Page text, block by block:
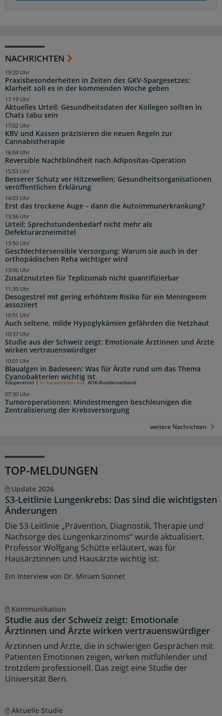
NACHRICHTEN
Praxisbesonderheiten in Zeiten des GKV-Spargesetzes:
Klarheit soll es in der kommenden Woche geben
19:20 Uhr
Aktuelles Urteil: Gesundheitsdaten der Kollegen sollten in
Chats tabu sein
17:19 Uhr
KBV und Kassen präzisieren die neuen Regeln zur
Cannabistherapie
17:02 Uhr
Reversible Nachtblindheit nach Adipositas-Operation
16:04 Uhr
Besserer Schutz vor Hitzewellen: Gesundheitsorganisationen
veröffentlichen Erklärung
15:53 Uhr
Erst das trockene Auge – dann die Autoimmunerkrankung?
14:03 Uhr
Urteil: Sprechstundenbedarf nicht mehr als
Defekturarzneimittel
13:56 Uhr
Geschlechtersensible Versorgung: Warum sie auch in der
orthopädischen Reha wichtiger wird
13:50 Uhr
Zusatznutzten für Teplizumab nicht quantifizierbar
13:06 Uhr
Desogestrel mit gering erhöhtem Risiko für ein Meningeom
assoziiert
11:39 Uhr
Auch seltene, milde Hypoglykämien gefährden die Netzhaut
10:51 Uhr
Studie aus der Schweiz zeigt: Emotionale Ärztinnen und Ärzte
wirken vertrauenswürdiger
10:37 Uhr
Blaualgen in Badeseen: Was für Ärzte rund um das Thema
Cyanobakterien wichtig ist
10:01 Uhr
Tumoroperationen: Mindestmengen beschleunigen die
Zentralisierung der Krebsversorgung
Kooperation | In Kooperation mit: AOK-Bundesverband
07:30 Uhr
weitere Nachrichten
TOP-MELDUNGEN
Update 2026
S3-Leitlinie Lungenkrebs: Das sind die wichtigsten
Änderungen
Die S3-Leitlinie „Prävention, Diagnostik, Therapie und
Nachsorge des Lungenkarzinoms“ wurde aktualisiert.
Professor Wolfgang Schütte erläutert, was für
Hausärztinnen und Hausärzte wichtig ist.
Ein Interview von Dr. Miriam Sonnet
Kommunikation
Studie aus der Schweiz zeigt: Emotionale
Ärztinnen und Ärzte wirken vertrauenswürdiger
Ärztinnen und Ärzte, die in schwierigen Gesprächen mit
Patienten Emotionen zeigen, wirken mitfühlender und
trotzdem professionell. Das zeigt eine Studie der
Universität Bern.
Aktuelle Studie